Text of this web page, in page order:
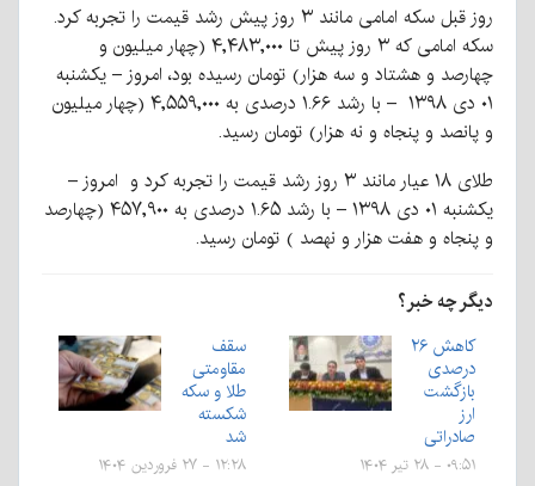
روز قبل سکه امامی مانند ۳ روز پیش رشد قیمت را تجربه کرد.
سکه امامی که ۳ روز پیش تا ۴,۴۸۳,۰۰۰ (چهار میلیون و
چهارصد و هشتاد و سه هزار) تومان رسیده بود، امروز – یکشنبه
۰۱ دی ۱۳۹۸ – با رشد ۱.۶۶ درصدی به ۴,۵۵۹,۰۰۰ (چهار میلیون
و پانصد و پنجاه و نه هزار) تومان رسید.
طلای ۱۸ عیار مانند ۳ روز رشد قیمت را تجربه کرد و امروز –
یکشنبه ۰۱ دی ۱۳۹۸ – با رشد ۱.۶۵ درصدی به ۴۵۷,۹۰۰ (چهارصد
و پنجاه و هفت هزار و نهصد ) تومان رسید.
دیگر چه خبر؟
کاهش ۲۶
درصدی
بازگشت
ارز
صادراتی
۰۹:۵۱ - ۲۸ تیر ۱۴۰۴
سقف
مقاومتی
طلا و سکه
شکسته
شد
۱۲:۲۸ - ۲۷ فروردین ۱۴۰۴